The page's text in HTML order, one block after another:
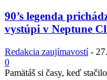
90’s legenda
vystúpi v Neptune
Redakcia zaujímavostí -
0
Pamätáš si časy, keď